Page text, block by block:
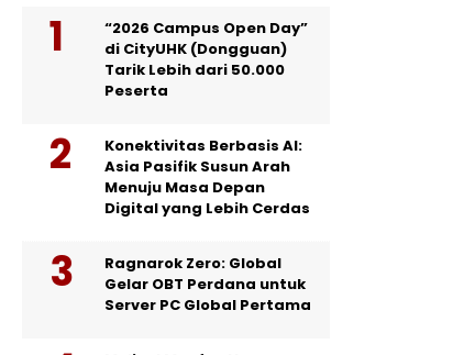
“2026 Campus Open Day”
di CityUHK (Dongguan)
Tarik Lebih dari 50.000
Peserta
Konektivitas Berbasis AI:
Asia Pasifik Susun Arah
Menuju Masa Depan
Digital yang Lebih Cerdas
Ragnarok Zero: Global
Gelar OBT Perdana untuk
Server PC Global Pertama